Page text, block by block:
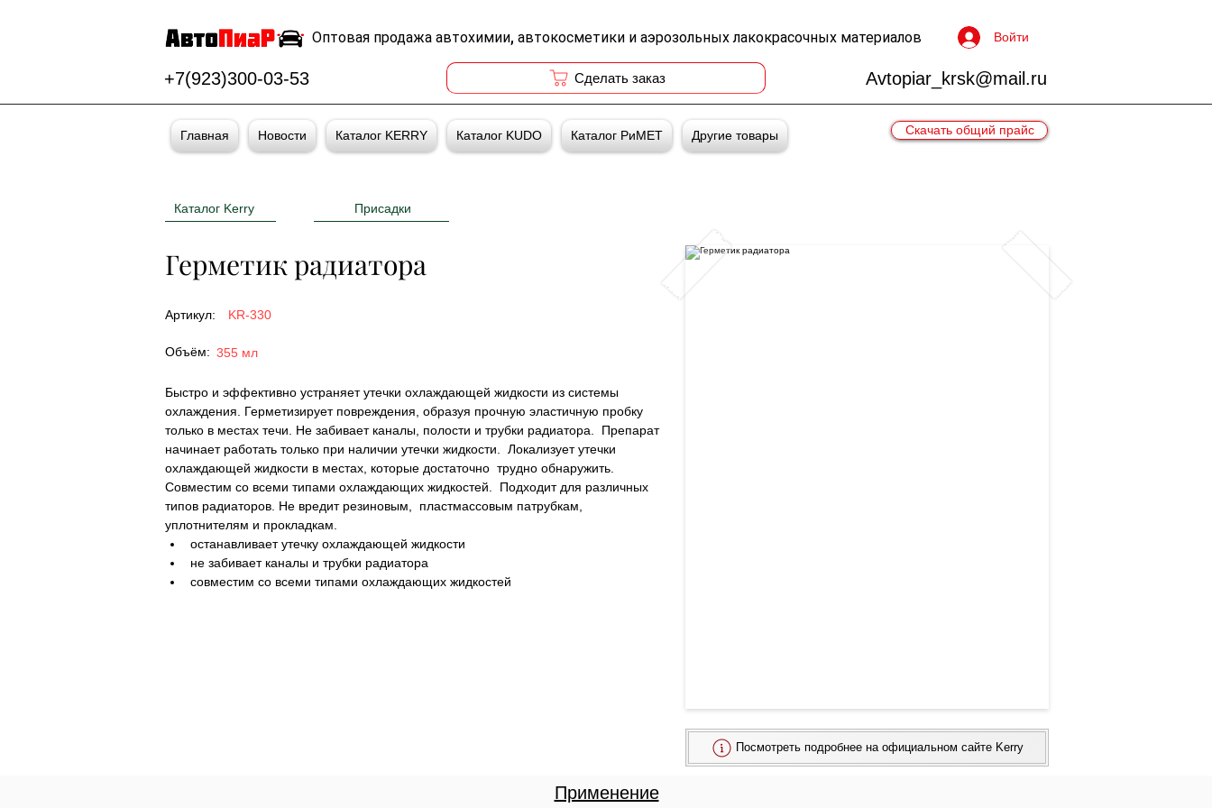
Оптовая продажа автохимии, автокосметики и аэрозольных лакокрасочных материалов Войти
+7(923)300-03-53 Cделать заказ Avtopiar_krsk@mail.ru
Главная Новости Каталог KERRY Каталог KUDO Каталог РиМЕТ Другие товары Скачать общий прайс
Каталог Kerry Присадки
Герметик радиатора
Артикул: KR-330
Объём: 355 мл
Быстро и эффективно устраняет утечки охлаждающей жидкости из системы
охлаждения. Герметизирует повреждения, образуя прочную эластичную пробку
только в местах течи. Не забивает каналы, полости и трубки радиатора.  Препарат
начинает работать только при наличии утечки жидкости.  Локализует утечки
охлаждающей жидкости в местах, которые достаточно  трудно обнаружить.
Совместим со всеми типами охлаждающих жидкостей.  Подходит для различных
типов радиаторов. Не вредит резиновым,  пластмассовым патрубкам,
уплотнителям и прокладкам.
останавливает утечку охлаждающей жидкости
не забивает каналы и трубки радиатора
совместим со всеми типами охлаждающих жидкостей
Посмотреть подробнее на официальном сайте Kerry
Применение